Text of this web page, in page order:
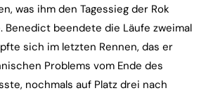
was ihm den Tagessieg der Rok
beendete die Läufe zweimal
sich im letzten Rennen, das er
Problems vom Ende des
nochmals auf Platz drei nach